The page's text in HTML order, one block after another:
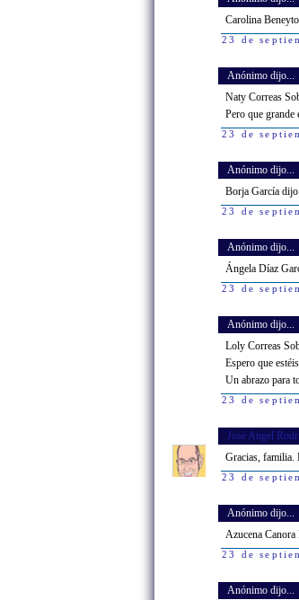
Carolina
23 de
Anónimo dijo...
Naty Correas
Pero que grande
23 de
Anónimo dijo...
Borja García
23 de
Anónimo dijo...
Ángela Díaz
23 de
Anónimo dijo...
Loly Correas
Espero que
Un abrazo para
23 de
José Angel
Gracias, familia.
23 de
Anónimo dijo...
Azucena
23 de
Anónimo dijo...